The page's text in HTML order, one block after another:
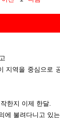
지역을 중심으로
한지 이제 한달.
에 불려다니고 있